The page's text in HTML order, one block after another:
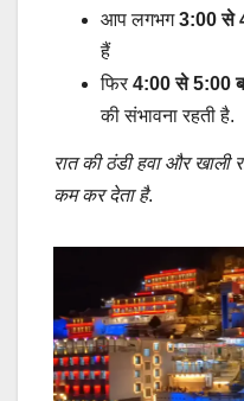
आप लगभग3:00 से
हैं
फिर 4:00 से 5:00
की संभावना रहती है.
रात की ठंडी हवा और खाली
कम कर देता है.